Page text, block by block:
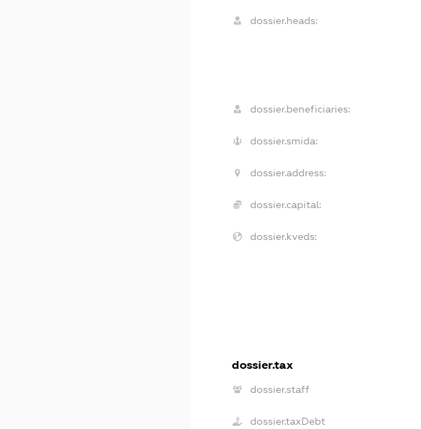
dossier.heads:
dossier.beneficiaries:
dossier.smida:
dossier.address:
dossier.capital:
dossier.kveds:
dossier.tax
dossier.staff
dossier.taxDebt